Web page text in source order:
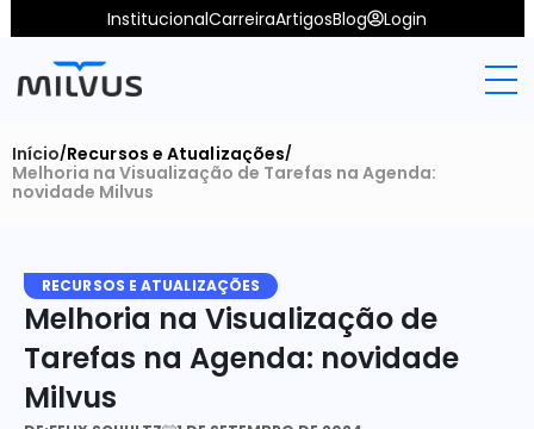
InstitucionalCarreiraArtigosBlog Login
Início/Recursos e Atualizações/
Melhoria na Visualização de Tarefas na Agenda:
novidade Milvus
RECURSOS E ATUALIZAÇÕES
Melhoria na Visualização de
Tarefas na Agenda: novidade
Milvus